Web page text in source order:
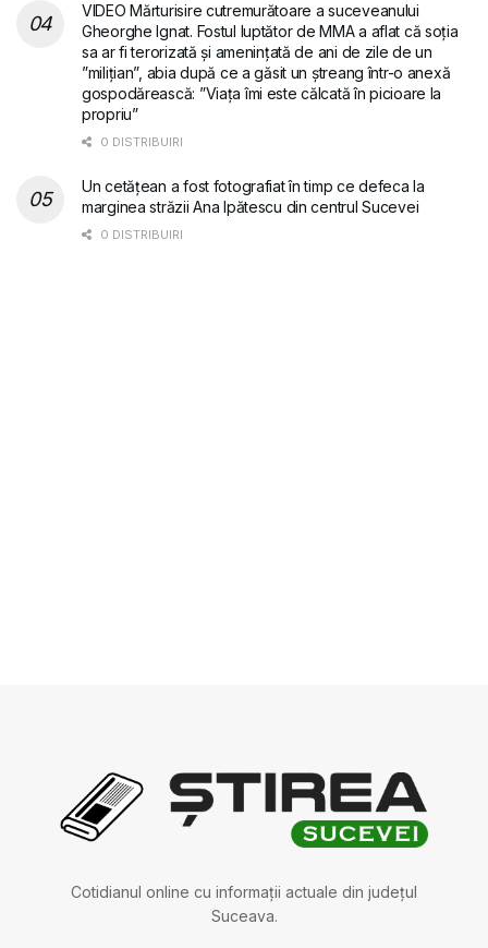
VIDEO Mărturisire cutremurătoare a suceveanului
Gheorghe Ignat. Fostul luptător de MMA a aflat că soția
sa ar fi terorizată și amenințată de ani de zile de un
”milițian”, abia după ce a găsit un ștreang într-o anexă
gospodărească: ”Viața îmi este călcată în picioare la
propriu”
0 DISTRIBUIRI
Un cetățean a fost fotografiat în timp ce defeca la
marginea străzii Ana Ipătescu din centrul Sucevei
0 DISTRIBUIRI
Cotidianul online cu informații actuale din județul
Suceava.